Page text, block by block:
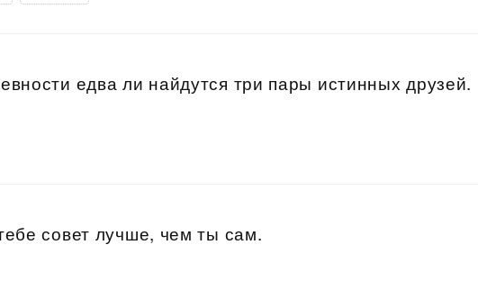
едва ли найдутся три пары истинных друзей.
совет лучше, чем ты сам.